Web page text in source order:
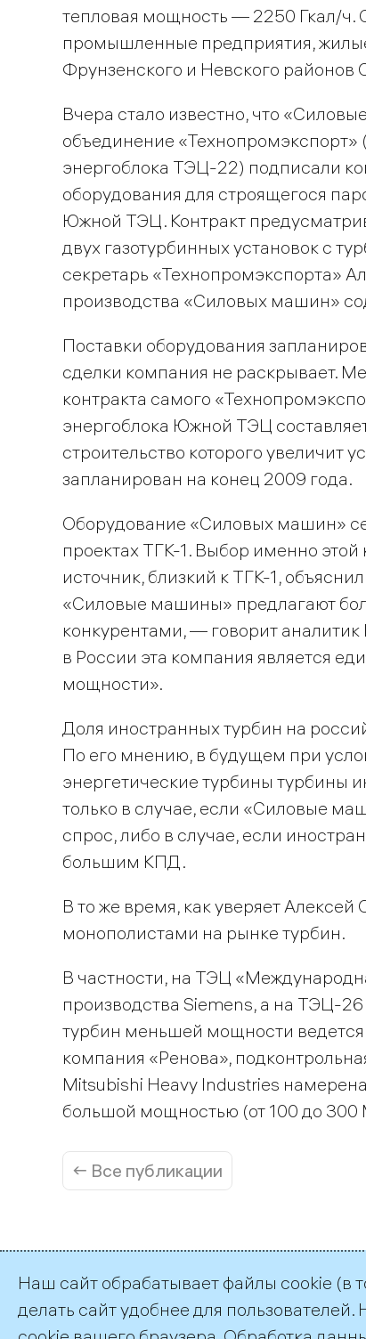
тепловая мощность — 2250 Гкал/ч.
промышленные предприятия,
Фрунзенского и Невского районов
Вчера стало известно, что
объединение «Технопромэкспорт»
энергоблока ТЭЦ-22) подписали
оборудования для строящегося
Южной ТЭЦ. Контракт
двух газотурбинных установок с
секретарь «Технопромэкспорта»
производства «Силовых машин»
Поставки оборудования
сделки компания не раскрывает.
контракта самого
энергоблока Южной ТЭЦ
строительство которого
запланирован на конец 2009 года.
Оборудование «Силовых машин»
проектах ТГК-1. Выбор именно
источник, близкий к ТГК-1,
«Силовые машины» предлагают
конкурентами, — говорит
в России эта компания является
мощности».
Доля иностранных турбин на
По его мнению, в будущем при
энергетические турбины турбины
только в случае, если «Силовые
спрос, либо в случае, если
большим КПД.
В то же время, как уверяет
монополистами на рынке турбин.
В частности, на ТЭЦ
производства Siemens, а на ТЭЦ-
турбин меньшей мощности
компания «Ренова»,
Mitsubishi Heavy Industries
большой мощностью (от 100 до 300
← Все публикации
©2026 ПАО «ТГК–1»
Наш сайт обрабатывает файлы cookie (в
делать сайт удобнее для